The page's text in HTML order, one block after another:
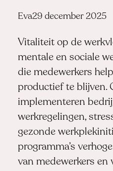
Posted
Eva29 december 2025
Vitaliteit op de
mentale en sociale
die medewerkers
productief te blijven.
implementeren
werkregelingen,
gezonde
programma’s
van medewerkers